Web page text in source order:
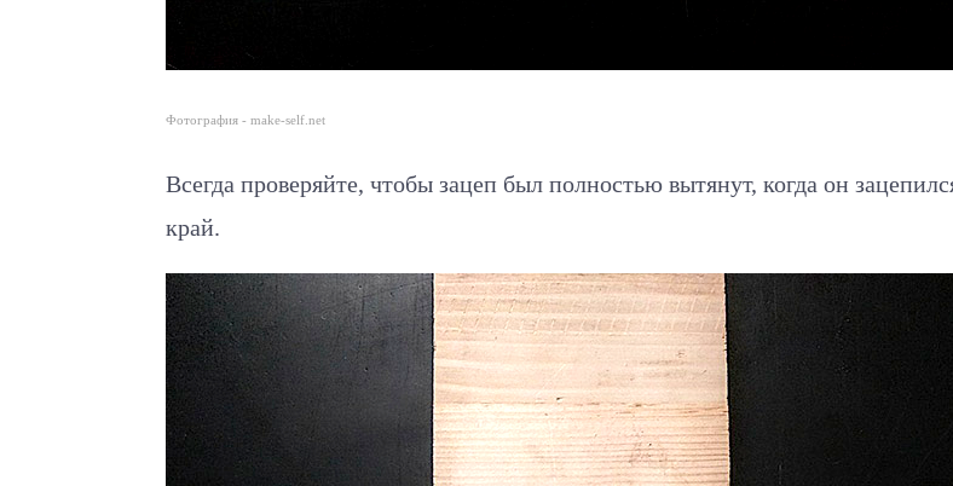
Фотография - make-self.net
Всегда проверяйте, чтобы зацеп был полностью вытянут, когда он
край.